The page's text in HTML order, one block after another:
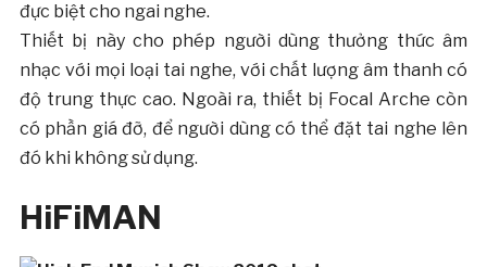
đực biệt cho ngai nghe.
Thiết bị này cho phép người dùng thưởng thức âm
nhạc với mọi loại tai nghe, với chất lượng âm thanh có
độ trung thực cao. Ngoài ra, thiết bị Focal Arche còn
có phần giá đỡ, để người dùng có thể đặt tai nghe lên
đó khi không sử dụng.
HiFiMAN